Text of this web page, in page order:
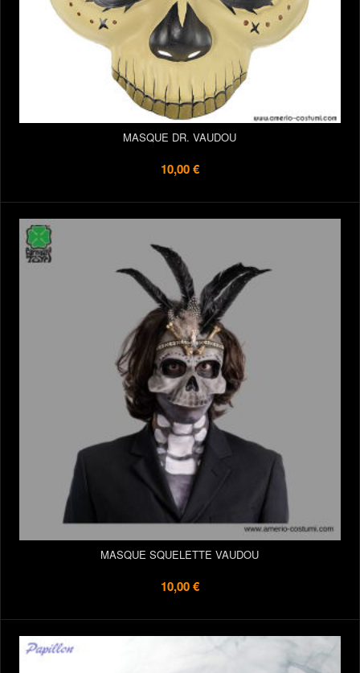
MASQUE DR. VAUDOU
10,00 €
MASQUE SQUELETTE VAUDOU
10,00 €